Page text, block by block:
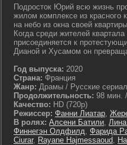
Подросток Юрий всю жизнь
жилом комплексе из красного
на небо из окна своей
Когда среди жителей
присоединяется к
Дианой и Хусамом он
Год выпуска: 2020
Страна: Франция
Жанр: Драмы / Русские
Продолжительность: 98 мин.
Качество: HD (720p)
Режиссер: Фанни Лиатар,
В ролях: Алсени Батили,
Финнегэн Олдфилд, Фарида
Ciurar, Rayane Hajmessaoud,